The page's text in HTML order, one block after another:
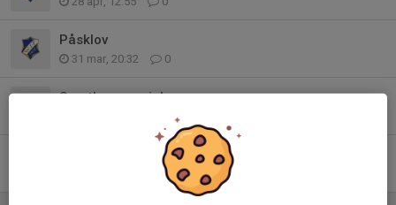
Påsklov
31 mar, 20:32 0
Sportlovsspecial
Sportlovsspecial
0